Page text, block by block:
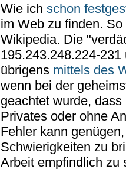
Wie ich schon
im Web zu finden.
Wikipedia. Die
195.243.248.224-
übrigens mittels des
wenn bei der
geachtet wurde,
Privates oder ohne
Fehler kann
Schwierigkeiten zu
Arbeit empfindlich zu